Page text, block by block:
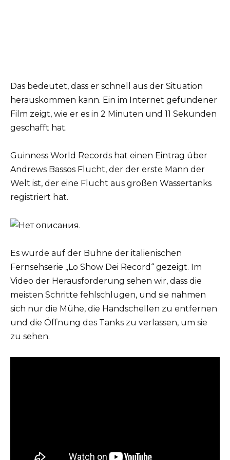
Das bedeutet, dass er schnell aus der Situation
herauskommen kann. Ein im Internet gefundener
Film zeigt, wie er es in 2 Minuten und 11 Sekunden
geschafft hat.
Guinness World Records hat einen Eintrag über
Andrews Bassos Flucht, der der erste Mann der
Welt ist, der eine Flucht aus großen Wassertanks
registriert hat.
Es wurde auf der Bühne der italienischen
Fernsehserie „Lo Show Dei Record“ gezeigt. Im
Video der Herausforderung sehen wir, dass die
meisten Schritte fehlschlugen, und sie nahmen
sich nur die Mühe, die Handschellen zu entfernen
und die Öffnung des Tanks zu verlassen, um sie
zu sehen.